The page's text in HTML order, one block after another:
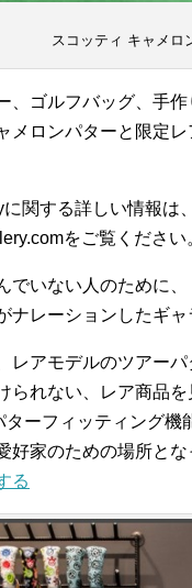
スコッティ キャメロ
、ゴルフバッグ、手作
メロンパターと限定
関する詳しい情報は、
をご覧ください
でいない人のために、
ナレーションしたギ
レアモデルのツアーパ
られない、レア商品
ーフィッティング機
好家のための場所とな
る